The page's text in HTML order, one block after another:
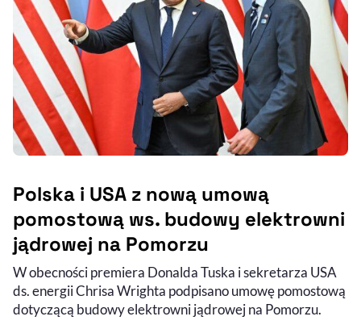
Polska i USA z nową umową
pomostową ws. budowy elektrowni
jądrowej na Pomorzu
W obecności premiera Donalda Tuska i sekretarza USA
ds. energii Chrisa Wrighta podpisano umowę pomostową
dotyczącą budowy elektrowni jądrowej na Pomorzu.